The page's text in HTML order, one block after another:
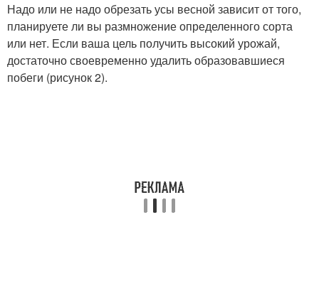
Надо или не надо обрезать усы весной зависит от того,
планируете ли вы размножение определенного сорта
или нет. Если ваша цель получить высокий урожай,
достаточно своевременно удалить образовавшиеся
побеги (рисунок 2).